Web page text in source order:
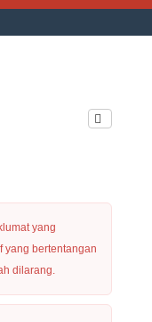
yang
yang bertentangan
dilarang.